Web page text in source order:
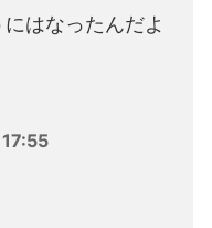
はなったんだよ